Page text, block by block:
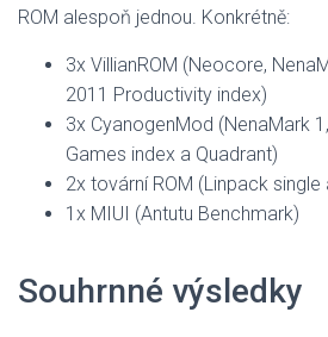
ROM alespoň jednou. Konkrétně:
3x VillianROM (Neocore,
2011 Productivity index)
3x CyanogenMod (NenaMark
Games index a Quadrant)
2x tovární ROM (Linpack
1x MIUI (Antutu Benchmark)
Souhrnné výsledky